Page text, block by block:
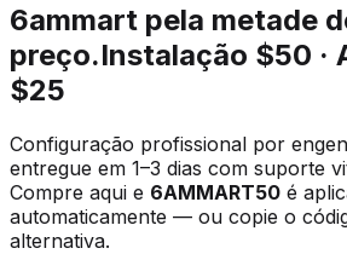
6ammart pela metade
preço.Instalação $50 ·
$25
Configuração profissional por
entregue em 1–3 dias com suporte
Compre aqui e 6AMMART50 é
automaticamente — ou copie o
alternativa.